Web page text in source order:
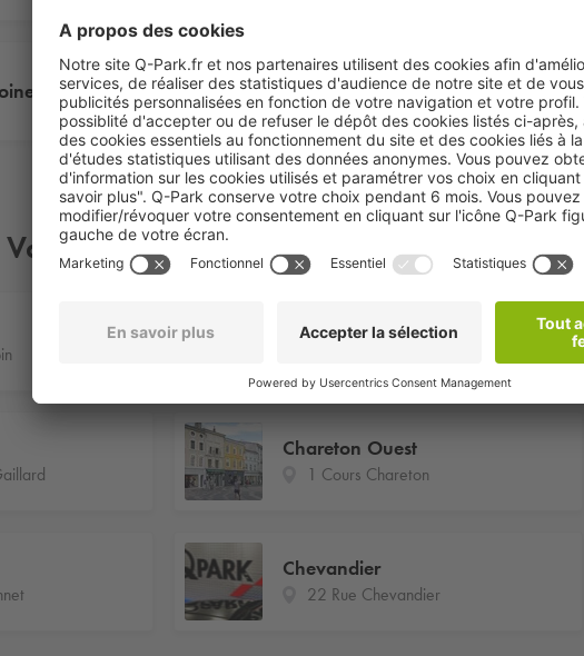
Arménien Hôtel Victoria
10
Chareton Est
Chareton Ouest
1 Cours Chareton
Chevandier
22 Rue Chevandier